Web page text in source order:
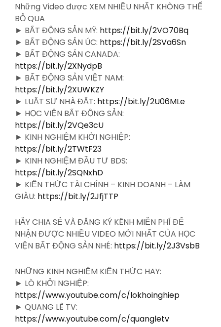
Những Video được XEM NHIỀU NHẤT KHÔNG THỂ
BỎ QUA
► BẤT ĐỘNG SẢN MỸ: https://bit.ly/2VO70Bq
► BẤT ĐỘNG SẢN ÚC: https://bit.ly/2SVa6Sn
► BẤT ĐỘNG SẢN CANADA:
https://bit.ly/2XNydpB
► BẤT ĐỘNG SẢN VIỆT NAM:
https://bit.ly/2XUWKZY
► LUẬT SƯ NHÀ ĐẤT: https://bit.ly/2U06MLe
► HỌC VIỆN BẤT ĐỘNG SẢN:
https://bit.ly/2VQe3cU
► KINH NGHIỆM KHỞI NGHIỆP:
https://bit.ly/2TWtF23
► KINH NGHIỆM ĐẦU TƯ BDS:
https://bit.ly/2SQNxhD
► KIẾN THỨC TÀI CHÍNH – KINH DOANH – LÀM
GIÀU: https://bit.ly/2JfjTTP
HẪY CHIA SẺ VÀ ĐĂNG KÝ KÊNH MIỄN PHÍ ĐỂ
NHẬN ĐƯỢC NHIỀU VIDEO MỚI NHẤT CỦA HỌC
VIỆN BẤT ĐỘNG SẢN NHÉ: https://bit.ly/2J3VsbB
NHỮNG KINH NGHIỆM KIẾN THỨC HAY:
► LÒ KHỞI NGHIỆP:
https://www.youtube.com/c/lokhoinghiep
► QUANG LÊ TV:
https://www.youtube.com/c/quangletv